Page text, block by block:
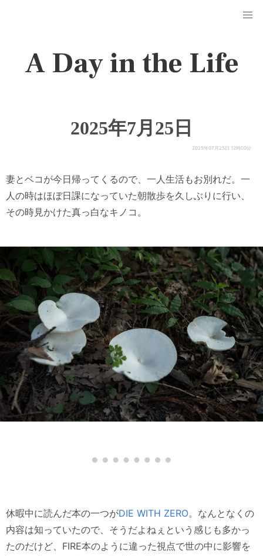
A Day in the Life
2025年7月25日
2025年07月25日 12時00分
妻とベコが今日帰ってくるので、一人生活もお別れだ。一
人の時はほぼ日課になっていた朝散歩を久しぶりに行い、
その時見かけた真っ白なキノコ。
休暇中に読んだ本の一つがDIE WITH ZERO。なんとなくの
内容は知っていたので、そうだよねぇという感じも多かっ
たのだけど、FIRE本のように違った視点で世の中に影響を